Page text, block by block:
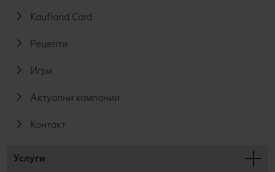
Kaufland Card
Рецепти
Игри
Актуални кампании
Контакт
Услуги